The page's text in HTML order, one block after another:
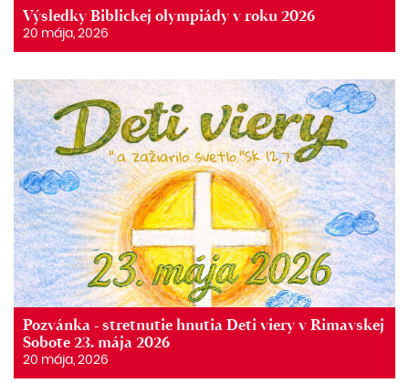
Výsledky Biblickej olympiády v roku 2026
20 mája, 2026
Pozvánka - stretnutie hnutia Deti viery v Rimavskej
Sobote 23. mája 2026
20 mája, 2026